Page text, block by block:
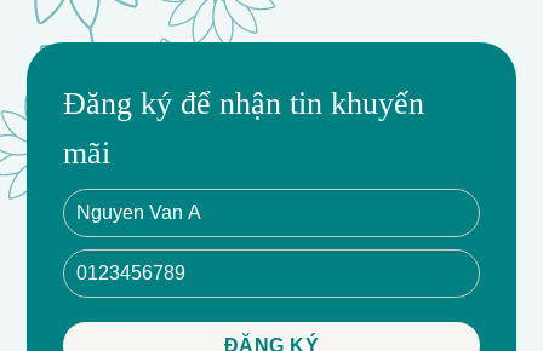
Đăng ký để nhận tin khuyến
mãi